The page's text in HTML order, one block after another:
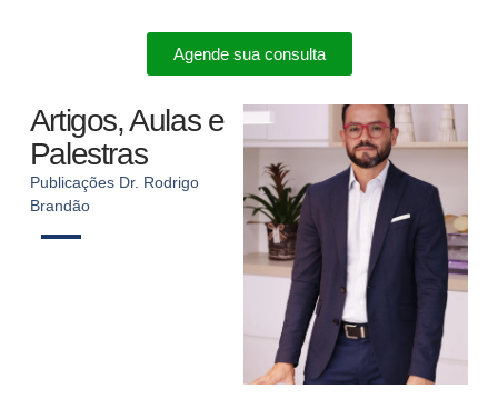
Agende sua consulta
Artigos, Aulas e
Palestras
Publicações Dr. Rodrigo
Brandão